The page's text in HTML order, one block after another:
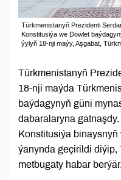
Türkmenistanyň Prezidenti
Konstitusiýa we Döwlet
ýylyň 18-nji maýy, Aşgabat,
Türkmenistanyň
18-nji maýda
baýdagynyň güni
dabaralaryna
Konstitusiýa
ýanynda geçirildi diýip,
metbugaty habar berýär.